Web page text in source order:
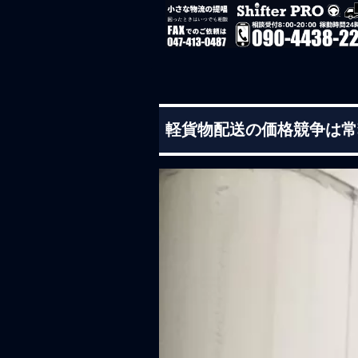
軽貨物配送の価格競争は